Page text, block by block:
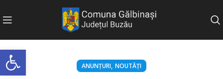
Deschide bara de unelte
ANUNȚURI, NOUTĂȚI